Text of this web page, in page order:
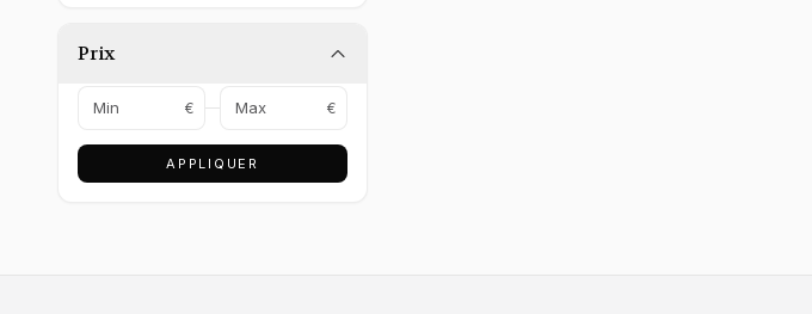
Prix
€ €
APPLIQUER